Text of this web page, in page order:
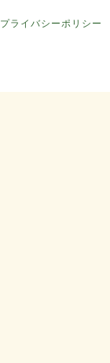
プライバシーポリシー